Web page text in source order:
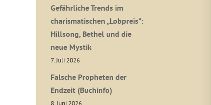
Gefährliche Trends im
charismatischen „Lobpreis“:
Hillsong, Bethel und die
neue Mystik
7. Juli 2026
Falsche Propheten der
Endzeit (Buchinfo)